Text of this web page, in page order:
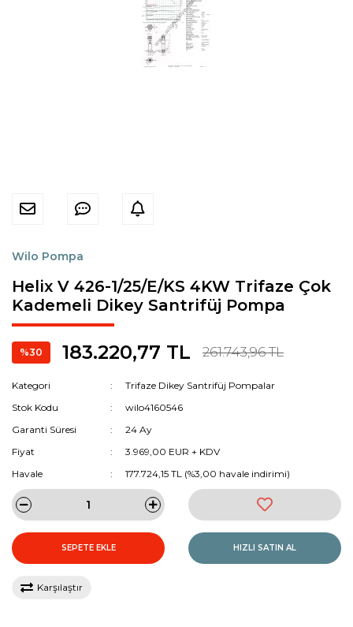
Wilo Pompa
Helix V 426-1/25/E/KS 4KW Trifaze Çok
Kademeli Dikey Santrifüj Pompa
%30 183.220,77 TL 261.743,96 TL
Kategori
Trifaze Dikey Santrifüj Pompalar
Stok Kodu
wilo4160546
Garanti Süresi
24 Ay
Fiyat
3.969,00 EUR + KDV
Havale
177.724,15 TL (%3,00 havale indirimi)
SEPETE EKLE HIZLI SATIN AL
Karşılaştır